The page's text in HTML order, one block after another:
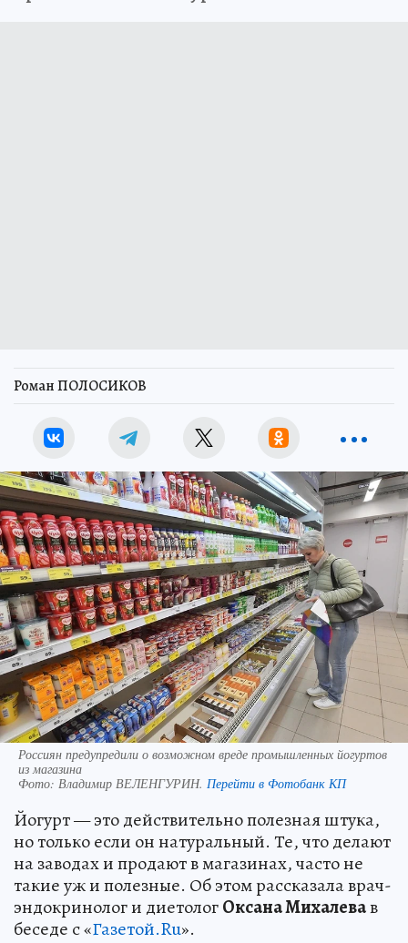
Роман ПОЛОСИКОВ
Россиян предупредили о возможном вреде промышленных йогуртов
из магазина
Фото: Владимир ВЕЛЕНГУРИН. Перейти в Фотобанк КП
Йогурт — это действительно полезная штука,
но только если он натуральный. Те, что делают
на заводах и продают в магазинах, часто не
такие уж и полезные. Об этом рассказала врач-
эндокринолог и диетологОксана Михалевав
беседе с «Газетой.Ru».